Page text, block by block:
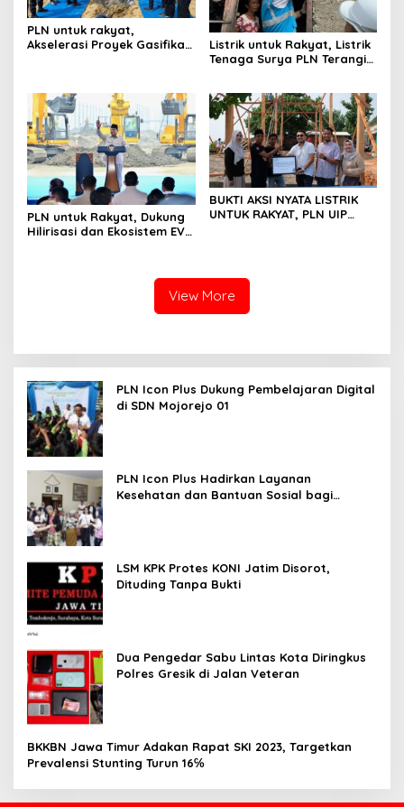
PLN untuk rakyat,
Akselerasi Proyek Gasifikasi
Listrik untuk Rakyat, Listrik
Tenaga Surya PLN Terangi
Utara Sulawesi
PLN untuk Rakyat, Dukung
Hilirisasi dan Ekosistem EV,
BUKTI AKSI NYATA LISTRIK
UNTUK RAKYAT, PLN UIP
View More
PLN Icon Plus Dukung Pembelajaran Digital
di SDN Mojorejo 01
PLN Icon Plus Hadirkan Layanan
Kesehatan dan Bantuan Sosial bagi
LSM KPK Protes KONI Jatim Disorot,
Dituding Tanpa Bukti
Dua Pengedar Sabu Lintas Kota Diringkus
Polres Gresik di Jalan Veteran
BKKBN Jawa Timur Adakan Rapat SKI 2023, Targetkan
Prevalensi Stunting Turun 16℅